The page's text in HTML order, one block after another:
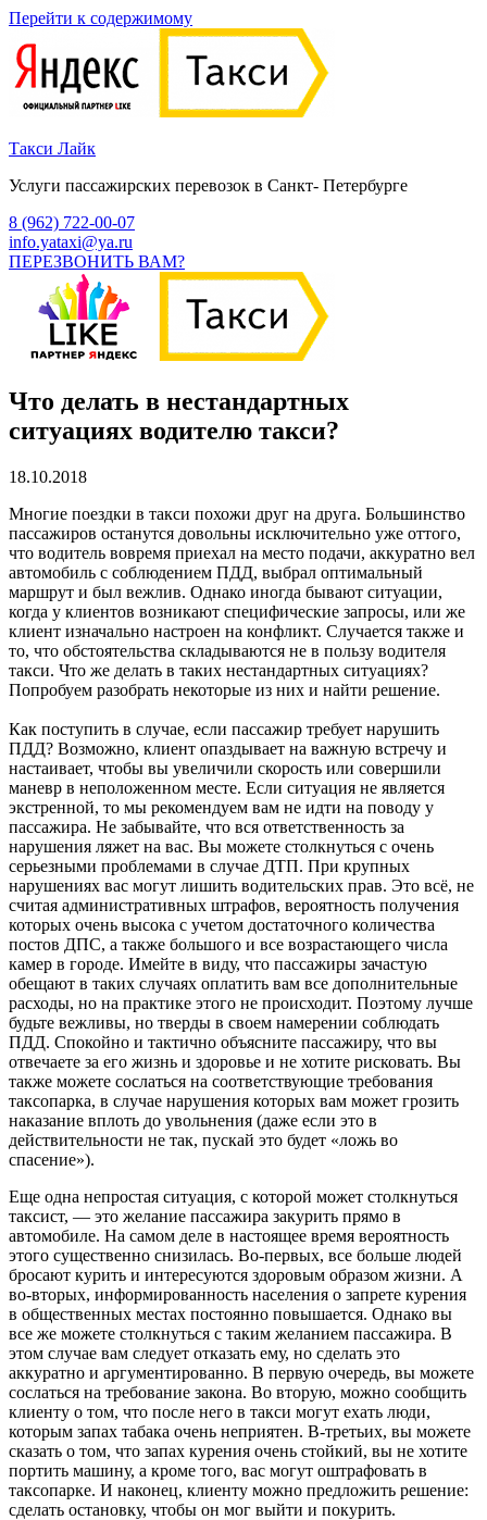
Перейти к содержимому
Такси Лайк
Услуги пассажирских перевозок в Санкт- Петербурге
8 (962) 722-00-07
info.yataxi@ya.ru
ПЕРЕЗВОНИТЬ ВАМ?
Что делать в нестандартных
ситуациях водителю такси?
18.10.2018
Многие поездки в такси похожи друг на друга. Большинство
пассажиров останутся довольны исключительно уже оттого,
что водитель вовремя приехал на место подачи, аккуратно вел
автомобиль с соблюдением ПДД, выбрал оптимальный
маршрут и был вежлив. Однако иногда бывают ситуации,
когда у клиентов возникают специфические запросы, или же
клиент изначально настроен на конфликт. Случается также и
то, что обстоятельства складываются не в пользу водителя
такси. Что же делать в таких нестандартных ситуациях?
Попробуем разобрать некоторые из них и найти решение.
Как поступить в случае, если пассажир требует нарушить
ПДД? Возможно, клиент опаздывает на важную встречу и
настаивает, чтобы вы увеличили скорость или совершили
маневр в неположенном месте. Если ситуация не является
экстренной, то мы рекомендуем вам не идти на поводу у
пассажира. Не забывайте, что вся ответственность за
нарушения ляжет на вас. Вы можете столкнуться с очень
серьезными проблемами в случае ДТП. При крупных
нарушениях вас могут лишить водительских прав. Это всё, не
считая административных штрафов, вероятность получения
которых очень высока с учетом достаточного количества
постов ДПС, а также большого и все возрастающего числа
камер в городе. Имейте в виду, что пассажиры зачастую
обещают в таких случаях оплатить вам все дополнительные
расходы, но на практике этого не происходит. Поэтому лучше
будьте вежливы, но тверды в своем намерении соблюдать
ПДД. Спокойно и тактично объясните пассажиру, что вы
отвечаете за его жизнь и здоровье и не хотите рисковать. Вы
также можете сослаться на соответствующие требования
таксопарка, в случае нарушения которых вам может грозить
наказание вплоть до увольнения (даже если это в
действительности не так, пускай это будет «ложь во
спасение»).
Еще одна непростая ситуация, с которой может столкнуться
таксист, — это желание пассажира закурить прямо в
автомобиле. На самом деле в настоящее время вероятность
этого существенно снизилась. Во-первых, все больше людей
бросают курить и интересуются здоровым образом жизни. А
во-вторых, информированность населения о запрете курения
в общественных местах постоянно повышается. Однако вы
все же можете столкнуться с таким желанием пассажира. В
этом случае вам следует отказать ему, но сделать это
аккуратно и аргументированно. В первую очередь, вы можете
сослаться на требование закона. Во вторую, можно сообщить
клиенту о том, что после него в такси могут ехать люди,
которым запах табака очень неприятен. В-третьих, вы можете
сказать о том, что запах курения очень стойкий, вы не хотите
портить машину, а кроме того, вас могут оштрафовать в
таксопарке. И наконец, клиенту можно предложить решение:
сделать остановку, чтобы он мог выйти и покурить.